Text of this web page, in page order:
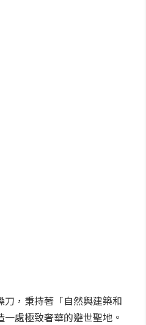
，秉持著「自然與建築和
處極致奢華的避世聖地。